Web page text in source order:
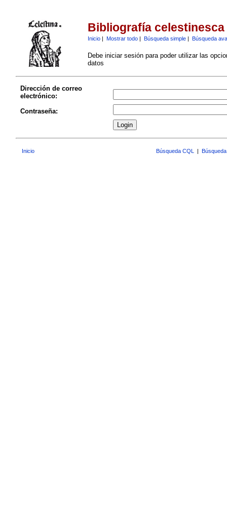
Bibliografía celestinesca
Inicio| Mostrar todo| Búsqueda simple| Búsqueda
Debe iniciar sesión para poder utilizar las
datos
Dirección de correo
electrónico:
Contraseña:
Inicio Búsqueda CQL |